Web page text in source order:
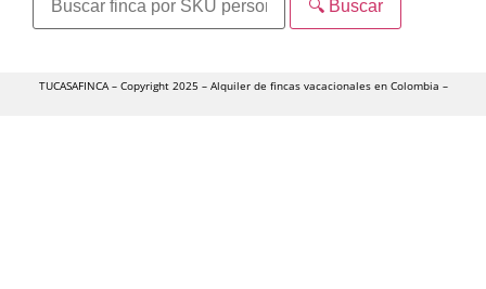
🔍 Buscar
TUCASAFINCA – Copyright 2025 – Alquiler de fincas vacacionales en Colombia –